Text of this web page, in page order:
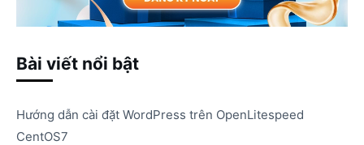
Bài viết nổi bật
Hướng dẫn cài đặt WordPress trên OpenLitespeed
CentOS7